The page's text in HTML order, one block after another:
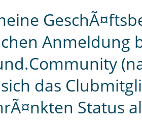
Anmeldung
das
Status